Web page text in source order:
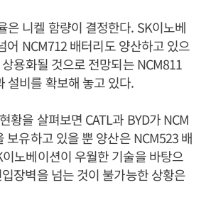
은 니켈 함량이 결정한다. SK이노베
어 NCM712 배터리도 양산하고 있으
용화될 것으로 전망되는 NCM811
설비를 확보해 놓고 있다.
황을 살펴보면 CATL과 BYD가 NCM
보유하고 있을 뿐 양산은 NCM523 배
노베이션이 우월한 기술을 바탕으
장벽을 넘는 것이 불가능한 상황은